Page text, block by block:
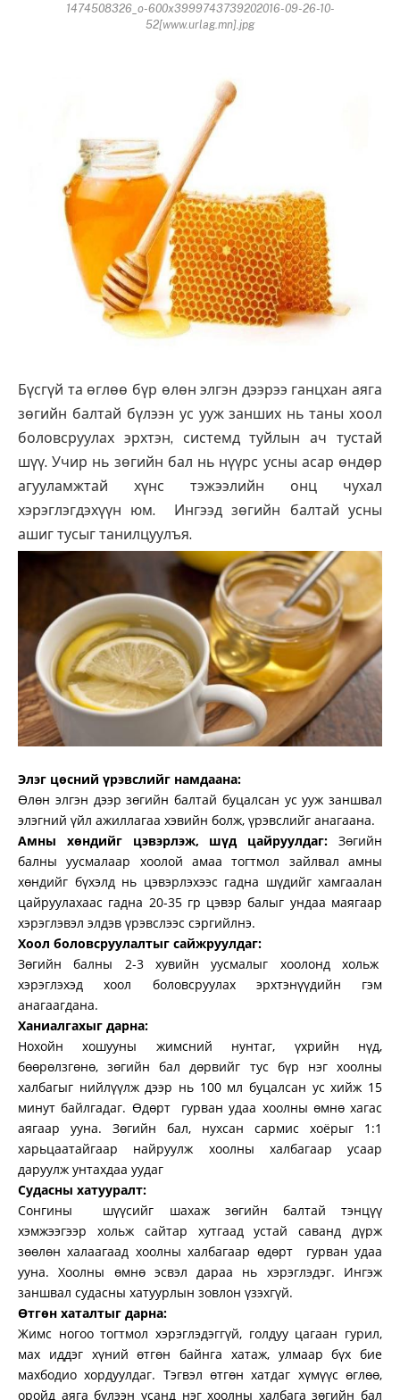
1474508326_o-600x3999743739202016-09-26-10-
52[www.urlag.mn].jpg
Бүсгүй та өглөө бүр өлөн элгэн дээрээ ганцхан аяга
зөгийн балтай бүлээн ус ууж занших нь таны хоол
боловсруулах эрхтэн, системд туйлын ач тустай
шүү. Учир нь зөгийн бал нь нүүрс усны асар өндөр
агууламжтай хүнс тэжээлийн онц чухал
хэрэглэгдэхүүн юм. Ингээд зөгийн балтай усны
ашиг тусыг танилцуулъя.
Элэг цөсний үрэвслийг намдаана:
Өлөн элгэн дээр зөгийн балтай буцалсан ус ууж заншвал
элэгний үйл ажиллагаа хэвийн болж, үрэвслийг анагаана.
Амны хөндийг цэвэрлэж, шүд цайруулдаг: Зөгийн
балны уусмалаар хоолой амаа тогтмол зайлвал амны
хөндийг бүхэлд нь цэвэрлэхээс гадна шүдийг хамгаалан
цайруулахаас гадна 20-35 гр цэвэр балыг ундаа маягаар
хэрэглэвэл элдэв үрэвслээс сэргийлнэ.
Хоол боловсруулалтыг сайжруулдаг:
Зөгийн балны 2-3 хувийн уусмалыг хоолонд хольж
хэрэглэхэд хоол боловсруулах эрхтэнүүдийн гэм
анагаагдана.
Ханиалгахыг дарна:
Нохойн хошууны жимсний нунтаг, үхрийн нүд,
бөөрөлзгөнө, зөгийн бал дөрвийг тус бүр нэг хоолны
халбагыг нийлүүлж дээр нь 100 мл буцалсан ус хийж 15
минут байлгадаг. Өдөрт гурван удаа хоолны өмнө хагас
аягаар ууна. Зөгийн бал, нухсан сармис хоёрыг 1:1
харьцаатайгаар найруулж хоолны халбагаар усаар
даруулж унтахдаа уудаг
Судасны хатууралт:
Сонгины шүүсийг шахаж зөгийн балтай тэнцүү
хэмжээгээр хольж сайтар хутгаад устай саванд дүрж
зөөлөн халаагаад хоолны халбагаар өдөрт гурван удаа
ууна. Хоолны өмнө эсвэл дараа нь хэрэглэдэг. Ингэж
заншвал судасны хатуурлын зовлон үзэхгүй.
Өтгөн хаталтыг дарна:
Жимс ногоо тогтмол хэрэглэдэггүй, голдуу цагаан гурил,
мах иддэг хүний өтгөн байнга хатаж, улмаар бүх бие
махбодио хордуулдаг. Тэгвэл өтгөн хатдаг хүмүүс өглөө,
оройд аяга бүлээн усанд нэг хоолны халбага зөгийн бал